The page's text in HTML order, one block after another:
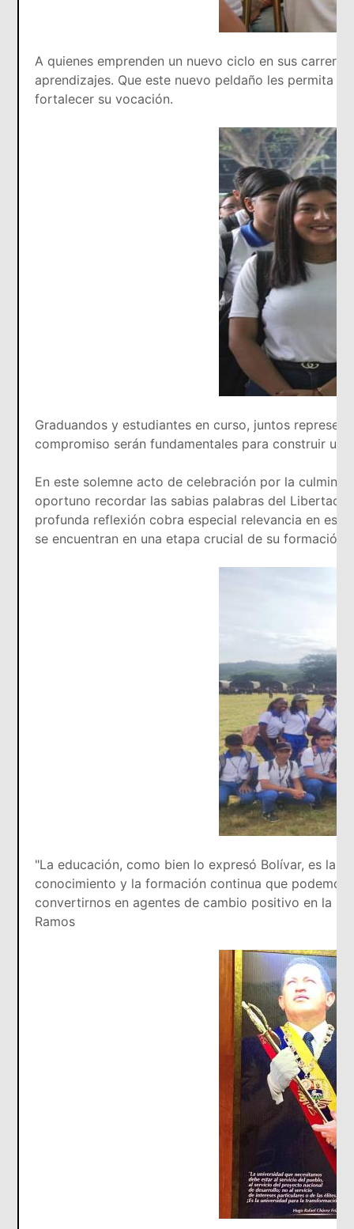
A quienes emprenden un nuevo ciclo en sus
aprendizajes. Que este nuevo peldaño les permita
fortalecer su vocación.
Graduandos y estudiantes en curso, juntos
compromiso serán fundamentales para construir
En este solemne acto de celebración por la
oportuno recordar las sabias palabras del
profunda reflexión cobra especial relevancia en
se encuentran en una etapa crucial de su formación
"La educación, como bien lo expresó Bolívar, es la
conocimiento y la formación continua que
convertirnos en agentes de cambio positivo en la
Ramos